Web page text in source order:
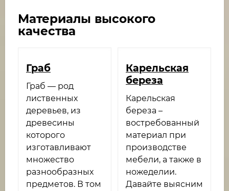
Материалы высокого
качества
Граб
Граб — род
лиственных
деревьев, из
древесины
которого
изготавливают
множество
разнообразных
предметов. В том
Карельская
береза
Карельская
береза –
востребованный
материал при
производстве
мебели, а также в
ножеделии.
Давайте выясним